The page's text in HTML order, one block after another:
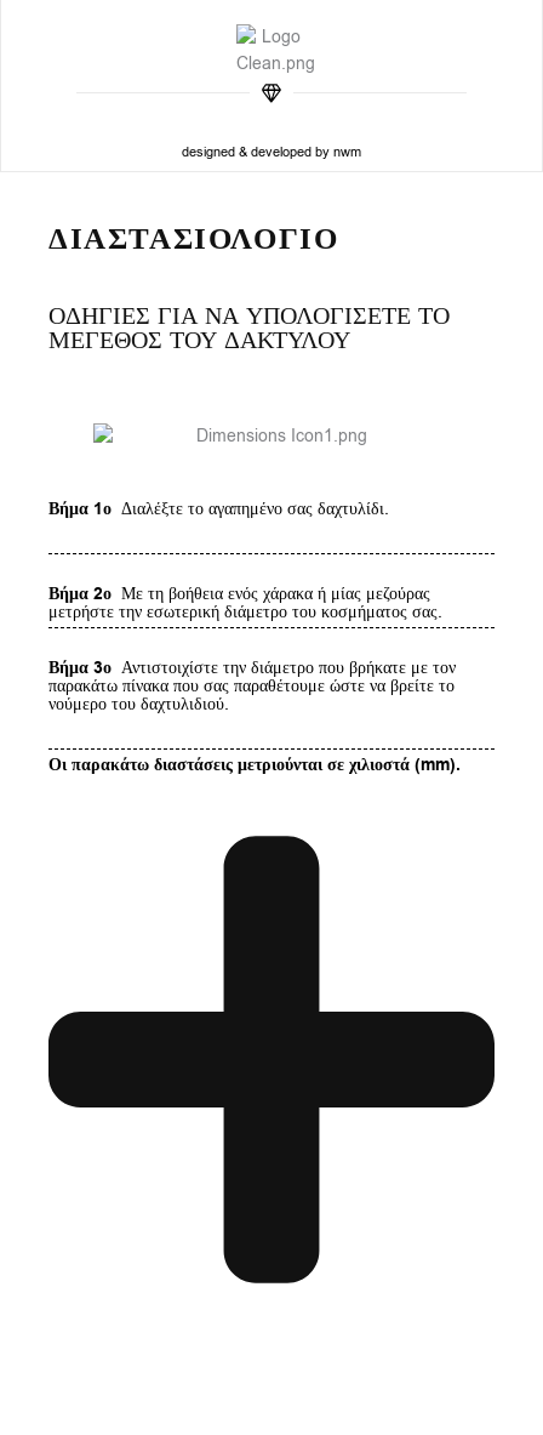
designed & developed by nwm
ΔΙΑΣΤΑΣΙΟΛΟΓΙΟ
ΟΔΗΓΙΕΣ ΓΙΑ ΝΑ ΥΠΟΛΟΓΙΣΕΤΕ ΤΟ
ΜΕΓΕΘΟΣ ΤΟΥ ΔΑΚΤΥΛΟΥ
Βήμα 1ο Διαλέξτε το αγαπημένο σας δαχτυλίδι.
Βήμα 2ο Με τη βοήθεια ενός χάρακα ή μίας μεζούρας
μετρήστε την εσωτερική διάμετρο του κοσμήματος σας.
Βήμα 3ο Αντιστοιχίστε την διάμετρο που βρήκατε με τον
παρακάτω πίνακα που σας παραθέτουμε ώστε να βρείτε το
νούμερο του δαχτυλιδιού.
Οι παρακάτω διαστάσεις μετριούνται σε χιλιοστά (mm).